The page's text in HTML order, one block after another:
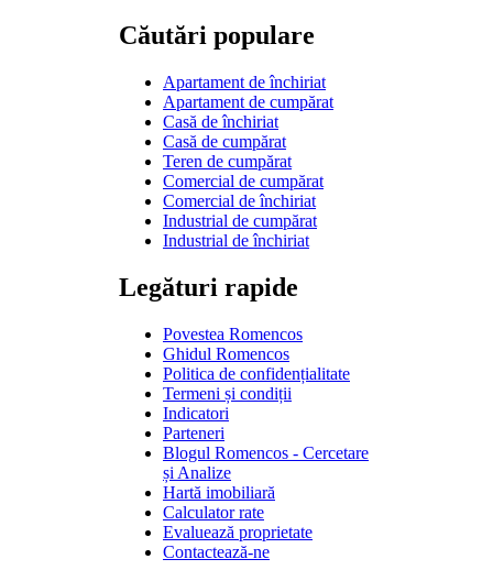
Căutări populare
Apartament de închiriat
Apartament de cumpărat
Casă de închiriat
Casă de cumpărat
Teren de cumpărat
Comercial de cumpărat
Comercial de închiriat
Industrial de cumpărat
Industrial de închiriat
Legături rapide
Povestea Romencos
Ghidul Romencos
Politica de confidențialitate
Termeni și condiții
Indicatori
Parteneri
Blogul Romencos - Cercetare
și Analize
Hartă imobiliară
Calculator rate
Evaluează proprietate
Contactează-ne